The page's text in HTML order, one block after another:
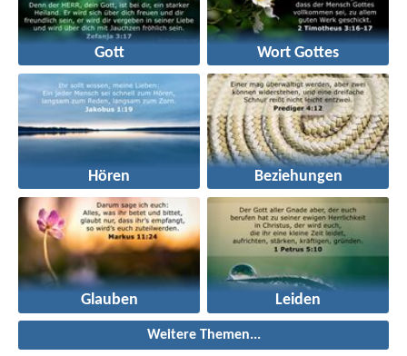
Gott Wort Gottes
Hören Beziehungen
Glauben Leiden
Weitere Themen...